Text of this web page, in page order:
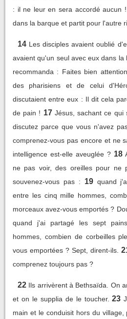
: il ne leur en sera accordé aucun !
dans la barque et partit pour l'autre
14 Les disciples avaient oublié
avaient qu'un seul avec eux dans la
recommanda : Faites bien
des pharisiens et de celui
discutaient entre eux : Il dit cela
de pain ! 17 Jésus, sachant ce qui
discutez parce que vous n'avez
comprenez-vous pas encore et ne
intelligence est-elle aveuglée ? 18
ne pas voir, des oreilles pour ne
souvenez-vous pas :
19 quand
entre les cinq mille hommes,
morceaux avez-vous emportés ?
quand j'ai partagé les sept
hommes, combien de corbeilles
vous emportées ? Sept, dirent-ils.
comprenez toujours pas ?
22 Ils arrivèrent à Bethsaïda. On
et on le supplia de le toucher. 23
main et le conduisit hors du